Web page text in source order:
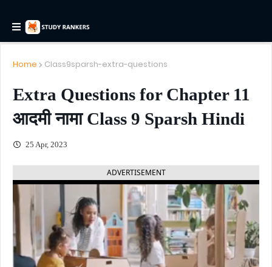
Home Class9sparsh-extra-questions
Extra Questions for Chapter 11
आदमी नामा Class 9 Sparsh Hindi
25 Apr, 2023
ADVERTISEMENT